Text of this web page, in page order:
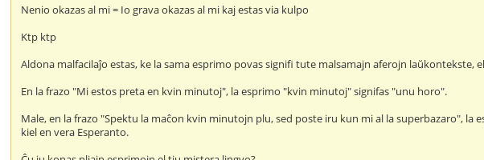
Nenio okazas al mi = Io grava okazas al mi kaj estas via kulpo
Ktp ktp
Aldona malfacilaĵo estas, ke la sama esprimo povas signifi tute malsamajn aferojn laŭkontekste,
En la frazo "Mi estos preta en kvin minutoj", la esprimo "kvin minutoj" signifas "unu horo".
Male, en la frazo "Spektu la maĉon kvin minutojn plu, sed poste iru kun mi al la superbazaro",
kiel en vera Esperanto.